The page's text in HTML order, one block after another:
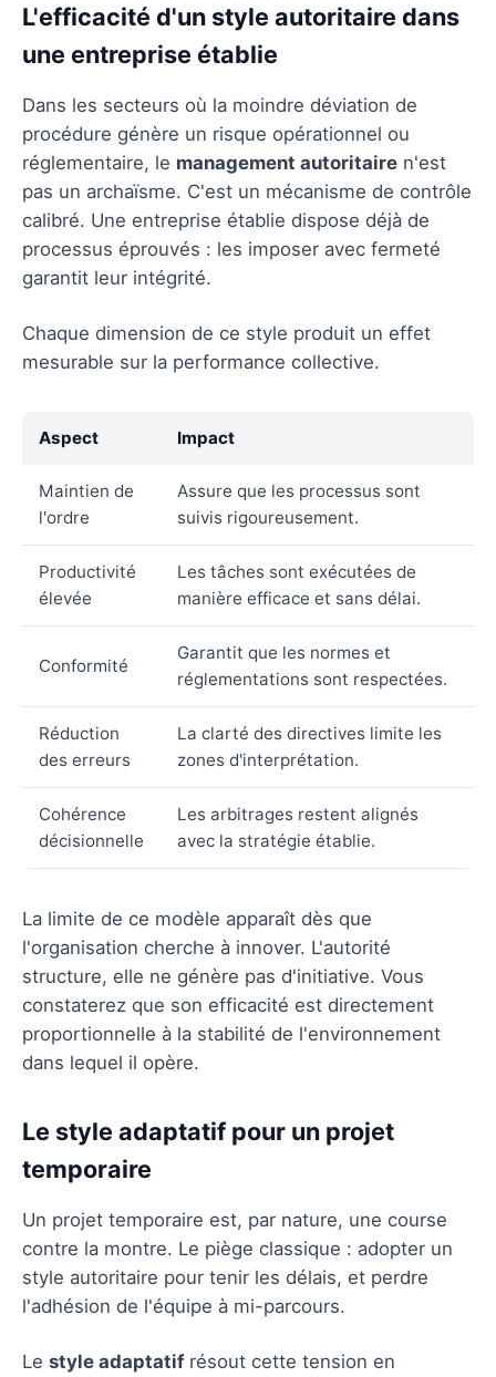
L'efficacité d'un style autoritaire dans
une entreprise établie
Dans les secteurs où la moindre déviation de
procédure génère un risque opérationnel ou
réglementaire, le management autoritaire n'est
pas un archaïsme. C'est un mécanisme de contrôle
calibré. Une entreprise établie dispose déjà de
processus éprouvés : les imposer avec fermeté
garantit leur intégrité.
Chaque dimension de ce style produit un effet
mesurable sur la performance collective.
Aspect Impact
Maintien de
l'ordre
Assure que les processus sont
suivis rigoureusement.
Productivité
élevée
Les tâches sont exécutées de
manière efficace et sans délai.
Conformité
Garantit que les normes et
réglementations sont respectées.
Réduction
des erreurs
La clarté des directives limite les
zones d'interprétation.
Cohérence
décisionnelle
Les arbitrages restent alignés
avec la stratégie établie.
La limite de ce modèle apparaît dès que
l'organisation cherche à innover. L'autorité
structure, elle ne génère pas d'initiative. Vous
constaterez que son efficacité est directement
proportionnelle à la stabilité de l'environnement
dans lequel il opère.
Le style adaptatif pour un projet
temporaire
Un projet temporaire est, par nature, une course
contre la montre. Le piège classique : adopter un
style autoritaire pour tenir les délais, et perdre
l'adhésion de l'équipe à mi-parcours.
Le style adaptatifrésout cette tension en